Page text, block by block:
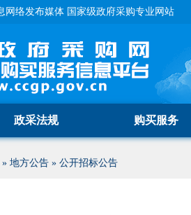
网络发布媒体 国家级政府采购专业网站
政采法规 购买服务
» 地方公告 » 公开招标公告